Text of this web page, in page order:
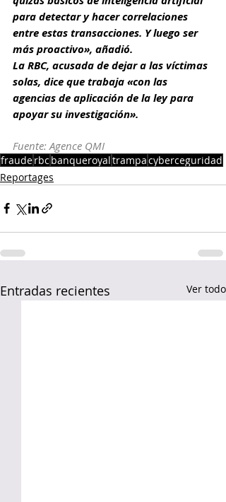
para detectar y hacer correlaciones
entre estas transacciones. Y luego ser
más proactivo», añadió.
La RBC, acusada de dejar a las víctimas
solas, dice que trabaja «con las
agencias de aplicación de la ley para
apoyar su investigación».
Fuente: Agence QMI
frauderbc banqueroyaltrampacyberceguridad
Reportages
Entradas recientes Ver todo